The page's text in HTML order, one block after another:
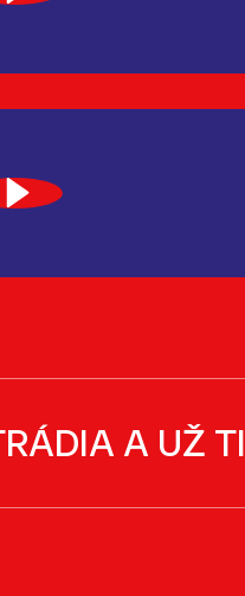
A UŽ TI